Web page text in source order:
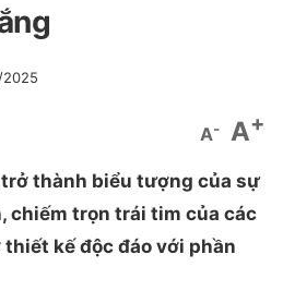
2025
A- A+
thành biểu tượng của sự
chiếm trọn trái tim của các
kế độc đáo với phần